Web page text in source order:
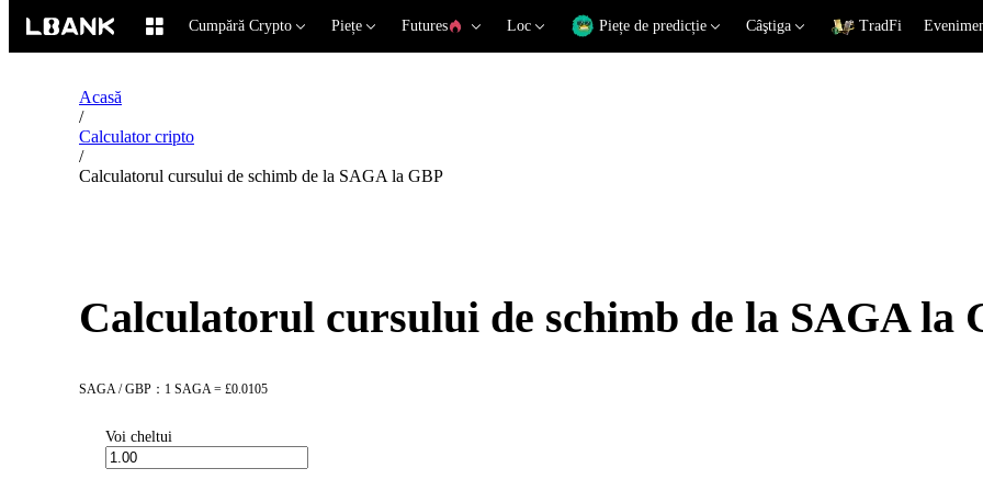
Cumpără Crypto Piețe Futures Loc Piețe de predicție Câştiga TradFi
Acasă
/
Calculator cripto
/
Calculatorul cursului de schimb de la SAGA la GBP
Calculatorul cursului de schimb de la SAGA la
SAGA / GBP：1 SAGA = £0.0105
Voi cheltui